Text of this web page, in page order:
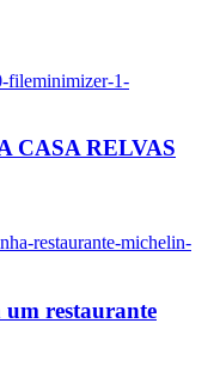
fileminimizer-1-
CASA RELVAS
restaurante-michelin-
um restaurante